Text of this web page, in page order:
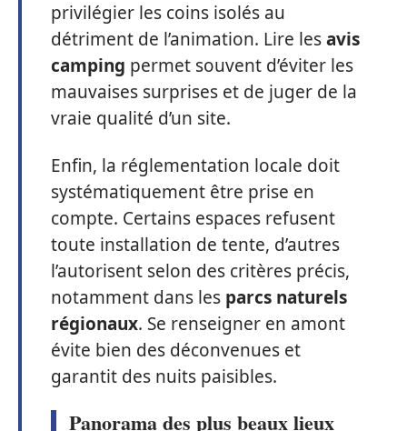
privilégier les coins isolés au
détriment de l’animation. Lire lesavis
camping permet souvent d’éviter les
mauvaises surprises et de juger de la
vraie qualité d’un site.
Enfin, la réglementation locale doit
systématiquement être prise en
compte. Certains espaces refusent
toute installation de tente, d’autres
l’autorisent selon des critères précis,
notamment dans les parcs naturels
régionaux. Se renseigner en amont
évite bien des déconvenues et
garantit des nuits paisibles.
Panorama des plus beaux lieux